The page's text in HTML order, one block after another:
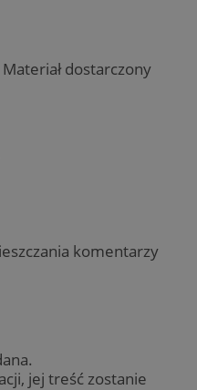
dostarczony
komentarzy
jej treść zostanie